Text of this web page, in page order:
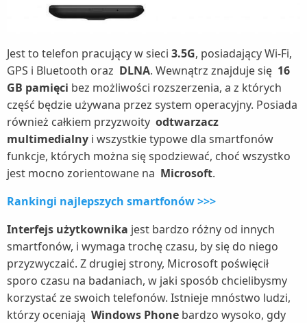
Jest to telefon pracujący w sieci 3.5G, posiadający Wi-Fi,
GPS i Bluetooth oraz DLNA. Wewnątrz znajduje się 16
GB pamięci bez możliwości rozszerzenia, a z których
część będzie używana przez system operacyjny. Posiada
również całkiem przyzwoity odtwarzacz
multimedialny i wszystkie typowe dla smartfonów
funkcje, których można się spodziewać, choć wszystko
jest mocno zorientowane na Microsoft.
Rankingi najlepszych smartfonów >>>
Interfejs użytkownika jest bardzo różny od innych
smartfonów, i wymaga trochę czasu, by się do niego
przyzwyczaić. Z drugiej strony, Microsoft poświęcił
sporo czasu na badaniach, w jaki sposób chcielibysmy
korzystać ze swoich telefonów. Istnieje mnóstwo ludzi,
którzy oceniają Windows Phone bardzo wysoko, gdy